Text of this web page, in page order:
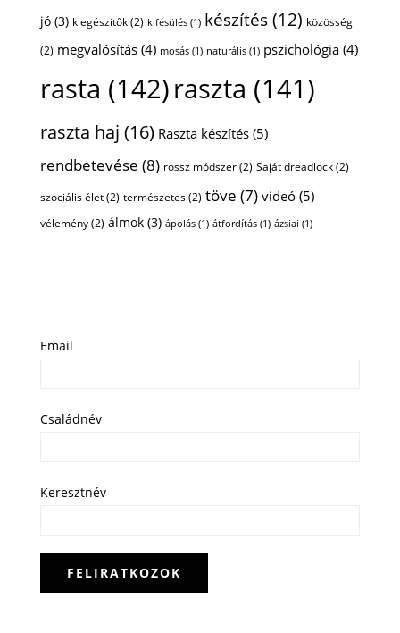
jó (3) kiegészítők(2) kifésülés (1) készítés(12) közösség
(2) megvalósítás (4) mosás (1) naturális (1) pszichológia (4)
rasta (142)raszta (141)
raszta haj (16) Raszta készítés(5)
rendbetevése (8) rossz módszer(2) Saját dreadlock(2)
szociális élet(2) természetes(2) töve (7)videó(5)
vélemény(2) álmok (3) ápolás (1) átfordítás (1) ázsiai (1)
Email
Családnév
Keresztnév